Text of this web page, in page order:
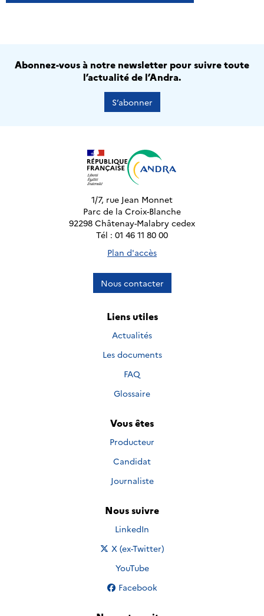
Abonnez-vous à notre newsletter pour suivre toute
l’actualité de l’Andra.
S’abonner
1/7, rue Jean Monnet
Parc de la Croix-Blanche
92298 Châtenay-Malabry cedex
Tél : 01 46 11 80 00
Plan d'accès
Nous contacter
Liens utiles
Actualités
Les documents
FAQ
Glossaire
Vous êtes
Producteur
Candidat
Journaliste
Nous suivre
Nous suivre sur
LinkedIn
Nous suivre sur
X (ex-Twitter)
Nous suivre sur
YouTube
Nous suivre sur
Facebook